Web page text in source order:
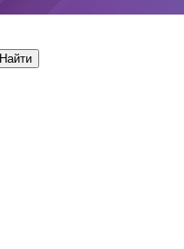
Найти